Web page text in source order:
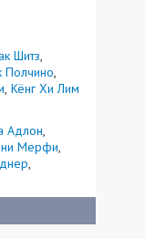
Шитз
Полчино
Кёнг Хи Лим
Адлон
Мерфи